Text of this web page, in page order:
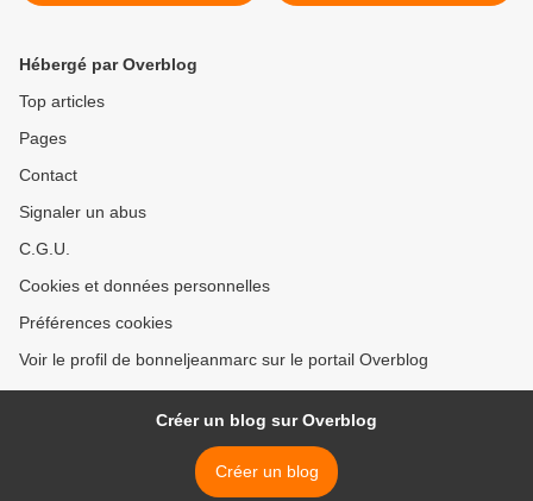
Hébergé par Overblog
Top articles
Pages
Contact
Signaler un abus
C.G.U.
Cookies et données personnelles
Préférences cookies
Voir le profil de bonneljeanmarc sur le portail Overblog
Créer un blog sur Overblog
Créer un blog